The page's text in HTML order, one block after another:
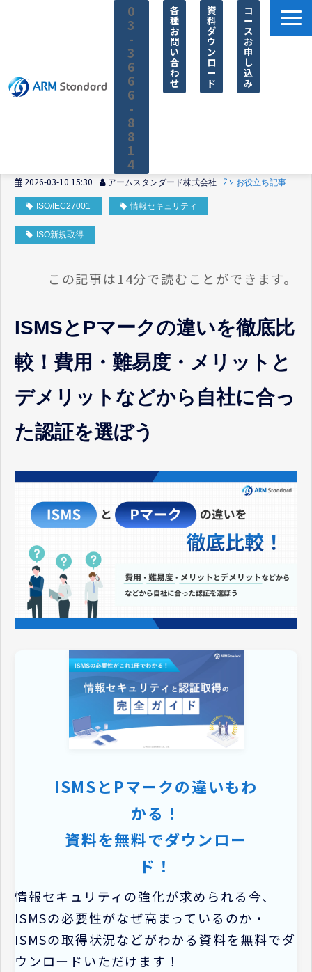
0
3
-
3
6
6
6
-
8
8
1
4
各
種
お
問
い
合
わ
せ
資
料
ダ
ウ
ン
ロ
ー
ド
コ
ー
ス
お
申
し
込
み
サービス一覧
料金
企業情報
2026-03-10 15:30 アームスタンダード株式会社 お役立ち記事
ISO/IEC27001 情報セキュリティ
ISO新規取得
この記事は14分で読むことができます。
ISMSとPマークの違いを徹底比
較！費用・難易度・メリットと
デメリットなどから自社に合っ
た認証を選ぼう
ISMSとPマークの違いもわ
かる！
資料を無料でダウンロー
ド！
情報セキュリティの強化が求められる今、
ISMSの必要性がなぜ高まっているのか・
ISMSの取得状況などがわかる資料を無料でダ
ウンロードいただけます！